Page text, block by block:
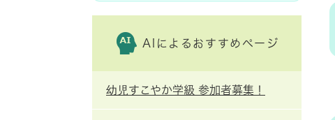
AIによるおすすめページ
幼児すこやか学級 参加者募集！